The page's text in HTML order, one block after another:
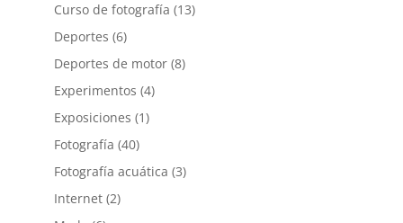
Curso de fotografía (13)
Deportes (6)
Deportes de motor(8)
Experimentos (4)
Exposiciones (1)
Fotografía (40)
Fotografía acuática (3)
Internet(2)